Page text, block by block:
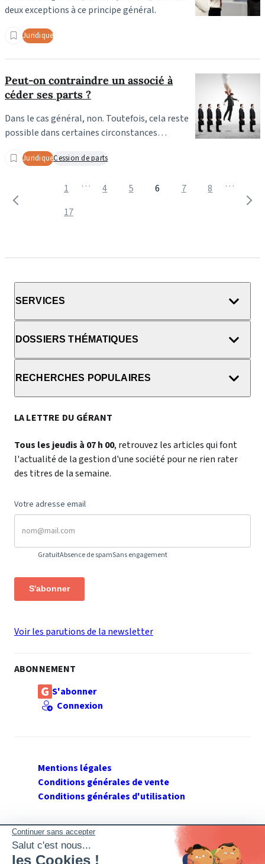
deux exceptions à ce principe général.
Juridique
Peut-on contraindre un associé à
céder ses parts ?
Dans le cas général, non. Toutefois, cela reste
possible dans certaines circonstances…
JuridiqueCession de parts
1 … 4 5 6 7 8 …
17
SERVICES
DOSSIERS THÉMATIQUES
RECHERCHES POPULAIRES
LA LETTRE DU GÉRANT
Tous les jeudis à 07 h 00, retrouvez les articles qui font
l'actualité de la gestion d'une société pour ne rien rater
des titres de la semaine.
Votre adresse email
GratuitAbsence de spamSans engagement
S'abonner
Voir les parutions de la newsletter
ABONNEMENT
S'abonner
Connexion
Mentions légales
Conditions générales de vente
Conditions générales d'utilisation